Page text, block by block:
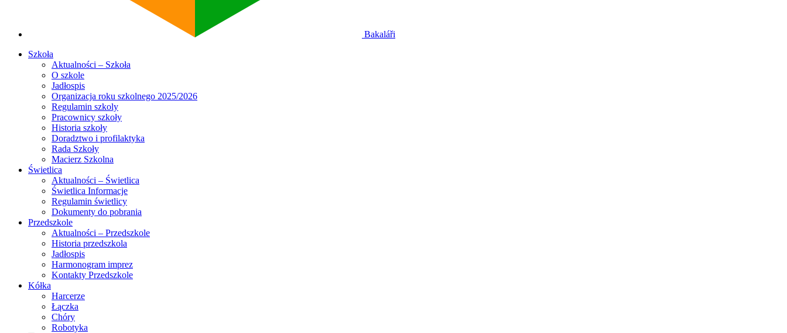
Bakaláři
Szkoła
Aktualności – Szkoła
O szkole
Jadłospis
Organizacja roku szkolnego 2025/2026
Regulamin szkoly
Pracownicy szkoły
Historia szkoły
Doradztwo i profilaktyka
Rada Szkoły
Macierz Szkolna
Świetlica
Aktualności – Świetlica
Świetlica Informacje
Regulamin świetlicy
Dokumenty do pobrania
Przedszkole
Aktualności – Przedszkole
Historia przedszkola
Jadłospis
Harmonogram imprez
Kontakty Przedszkole
Kółka
Harcerze
Łączka
Chóry
Robotyka